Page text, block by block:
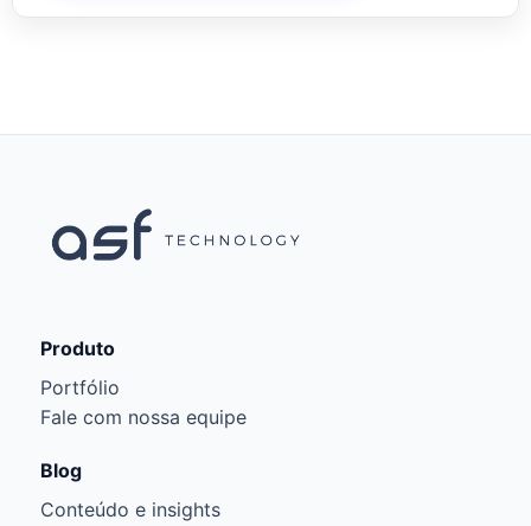
Produto
Portfólio
Fale com nossa equipe
Blog
Conteúdo e insights